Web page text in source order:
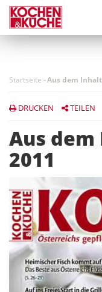
Direkt
zum
Inhalt
Startseite -Aus dem Inhalt
DRUCKEN TEILEN
Aus
2011